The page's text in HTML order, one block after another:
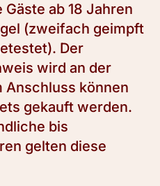
ab 18 Jahren
(zweifach geimpft
Der
wird an der
Anschluss können
gekauft werden.
bis
gelten diese